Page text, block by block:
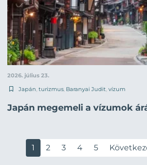
2026. július 23.
Japán, turizmus, Baranyai Judit, vízum
Japán megemeli a vízumok
1 2 3 4 5